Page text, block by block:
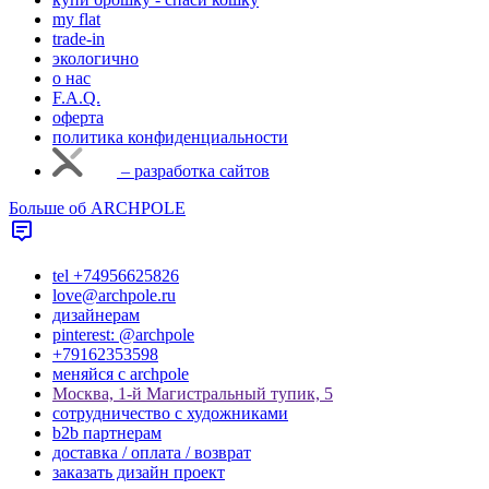
my flat
trade-in
экологично
о нас
F.A.Q.
оферта
политика конфиденциальности
– разработка сайтов
Больше об ARCHPOLE
tel +74956625826
love@archpole.ru
дизайнерам
pinterest: @archpole
+79162353598
меняйся с аrchpole
Москва, 1-й Магистральный тупик, 5
cотрудничество с художниками
b2b партнерам
доставка / оплата / возврат
заказать дизайн проект